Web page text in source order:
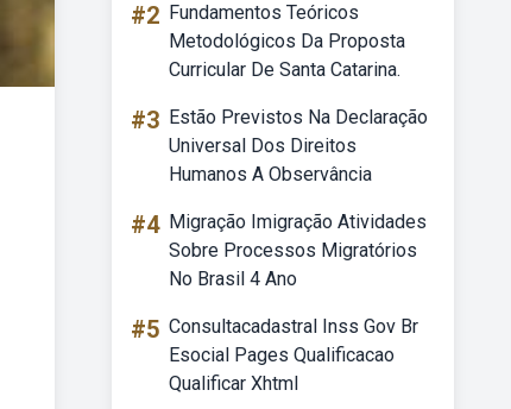
#2 Fundamentos Teóricos
Metodológicos Da Proposta
Curricular De Santa Catarina.
#3 Estão Previstos Na Declaração
Universal Dos Direitos
Humanos A Observância
#4 Migração Imigração Atividades
Sobre Processos Migratórios
No Brasil 4 Ano
#5 Consultacadastral Inss Gov Br
Esocial Pages Qualificacao
Qualificar Xhtml